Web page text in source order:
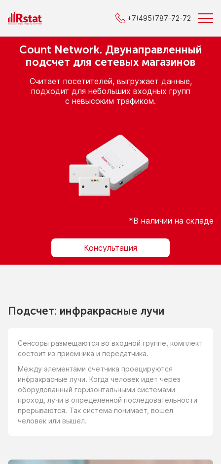
+7(495)787-72-72
Count Network. Двунаправленный
подсчет для сетевых магазинов
Считает посетителей, выгружает данные,
подходит для небольших входных групп
с невысоким трафиком.
*В наличии на складе
Консультация
Подсчет: инфракрасные лучи
Сенсоры размещаются во входной группе, комплект
состоит из приемника и передатчика.
Между элементами счетчика проецируются
инфракрасные лучи. Когда человек идет через
оборудованный горизонтальными системами
проход, лучи в определенной последовательности
прерываются. Так система понимает, вошел
человек или вышел.